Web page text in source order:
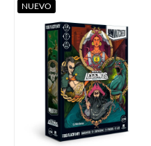
NUEVO